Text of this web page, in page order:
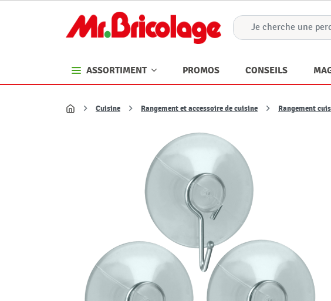
ASSORTIMENT PROMOS CONSEILS
Accueil
Cuisine Rangement et accessoire de cuisine Rangement